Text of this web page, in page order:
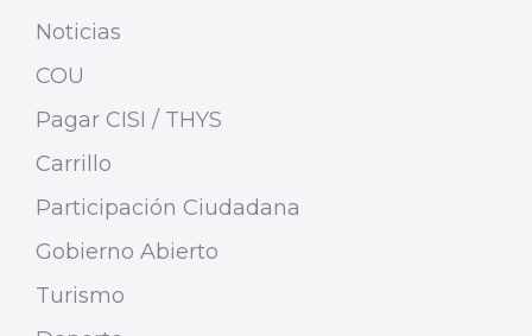
Noticias
COU
Pagar CISI / THYS
Carrillo
Participación Ciudadana
Gobierno Abierto
Turismo